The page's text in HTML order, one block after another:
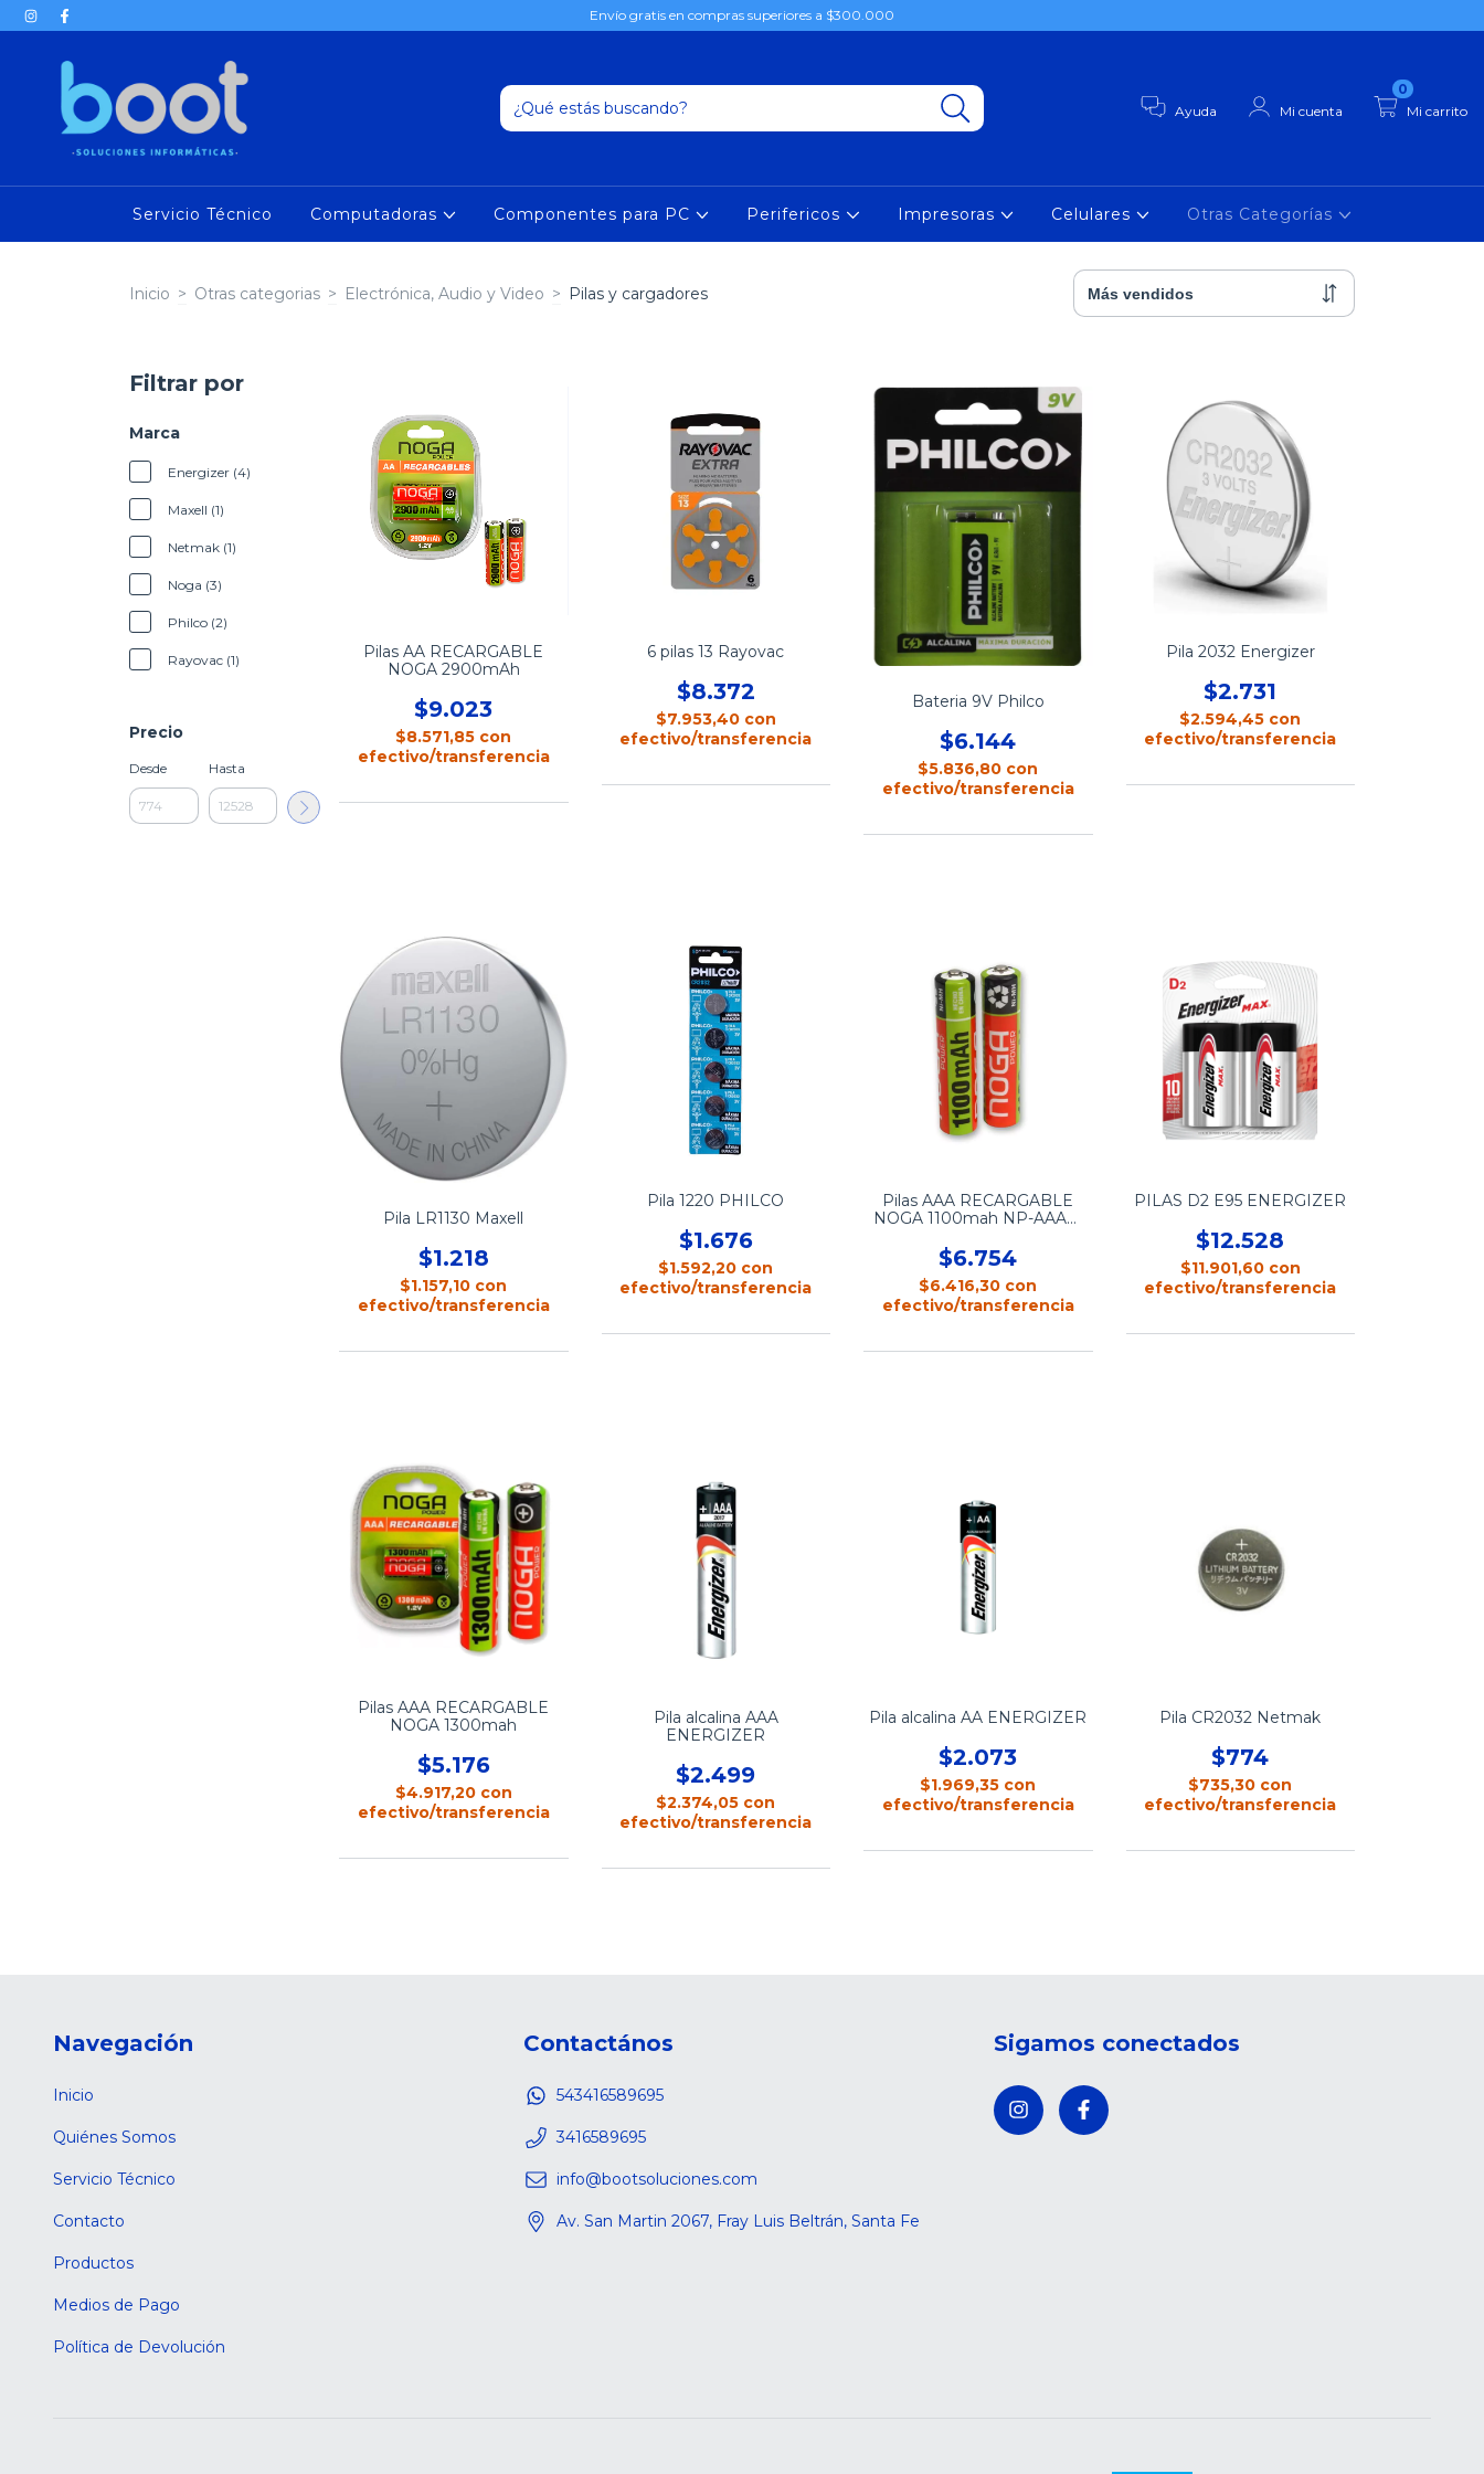
Envío gratis en compras superiores a $300.000
Ayuda Mi cuenta Mi carrito
0
Servicio Técnico Computadoras Componentes para PC Perifericos Impresoras Celulares Otras Categorías
Inicio > Otras categorias > Electrónica, Audio y Video > Pilas y cargadores
Filtrar por
Marca
Energizer (4)
Maxell (1)
Netmak (1)
Noga (3)
Philco (2)
Rayovac (1)
Precio
Desde Hasta
Pilas AA RECARGABLE
NOGA 2900mAh
$9.023
$8.571,85 con
efectivo/transferencia
6 pilas 13 Rayovac
$8.372
$7.953,40 con
efectivo/transferencia
Bateria 9V Philco
$6.144
$5.836,80 con
efectivo/transferencia
Pila 2032 Energizer
$2.731
$2.594,45 con
efectivo/transferencia
Pila LR1130 Maxell
$1.218
$1.157,10 con
efectivo/transferencia
Pila 1220 PHILCO
$1.676
$1.592,20 con
efectivo/transferencia
Pilas AAA RECARGABLE
NOGA 1100mah NP-AAAM
$6.754
$6.416,30 con
efectivo/transferencia
PILAS D2 E95 ENERGIZER
$12.528
$11.901,60 con
efectivo/transferencia
Pilas AAA RECARGABLE
NOGA 1300mah
$5.176
$4.917,20 con
efectivo/transferencia
Pila alcalina AAA
ENERGIZER
$2.499
$2.374,05 con
efectivo/transferencia
Pila alcalina AA ENERGIZER
$2.073
$1.969,35 con
efectivo/transferencia
Pila CR2032 Netmak
$774
$735,30 con
efectivo/transferencia
Navegación
Inicio
Quiénes Somos
Servicio Técnico
Contacto
Productos
Medios de Pago
Política de Devolución
Contactános
543416589695
3416589695
info@bootsoluciones.com
Av. San Martin 2067, Fray Luis Beltrán, Santa Fe
Sigamos conectados